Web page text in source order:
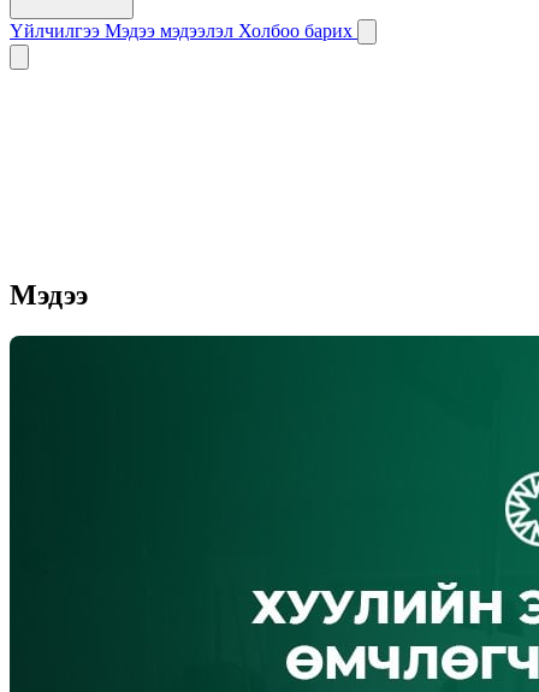
Үйлчилгээ Мэдээ мэдээлэл Холбоо барих
Мэдээ